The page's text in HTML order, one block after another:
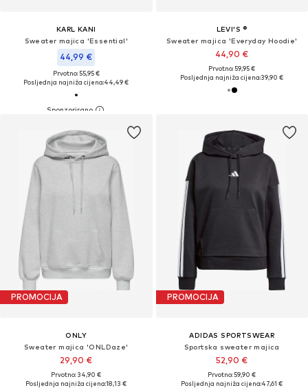
KARL KANI
Sweater majica 'Essential'
44,99 €
Prvotno: 55,95 €
Posljednja najniža cijena:44,49 €
LEVI'S ®
Sweater majica 'Everyday Hoodie'
44,90 €
Prvotno: 59,95 €
Posljednja najniža cijena:39,90 €
PROMOCIJA
ONLY
Sweater majica 'ONLDaze'
29,90 €
Prvotno: 34,90 €
Posljednja najniža cijena:18,13 €
PROMOCIJA
ADIDAS SPORTSWEAR
Sportska sweater majica
52,90 €
Prvotno: 59,90 €
Posljednja najniža cijena:47,61 €